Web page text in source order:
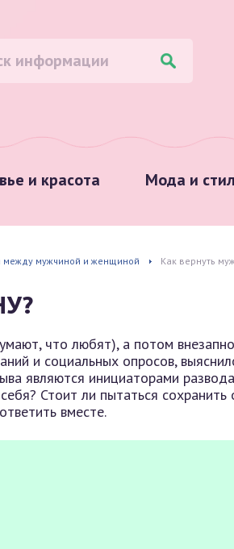
и красота Мода и
между мужчиной и женщиной Как вернуть
что любят), а потом
и социальных опросов,
являются инициаторами
Стоит ли пытаться сохранить
вместе.